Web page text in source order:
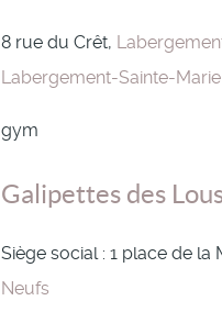
8 rue du Crêt,
Labergement-Sainte-Marie
gym
Galipettes des
Siège social : 1 place de
Neufs